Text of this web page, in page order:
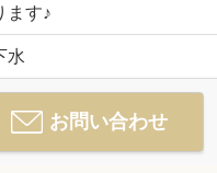
ます♪
水
お問い合わせ